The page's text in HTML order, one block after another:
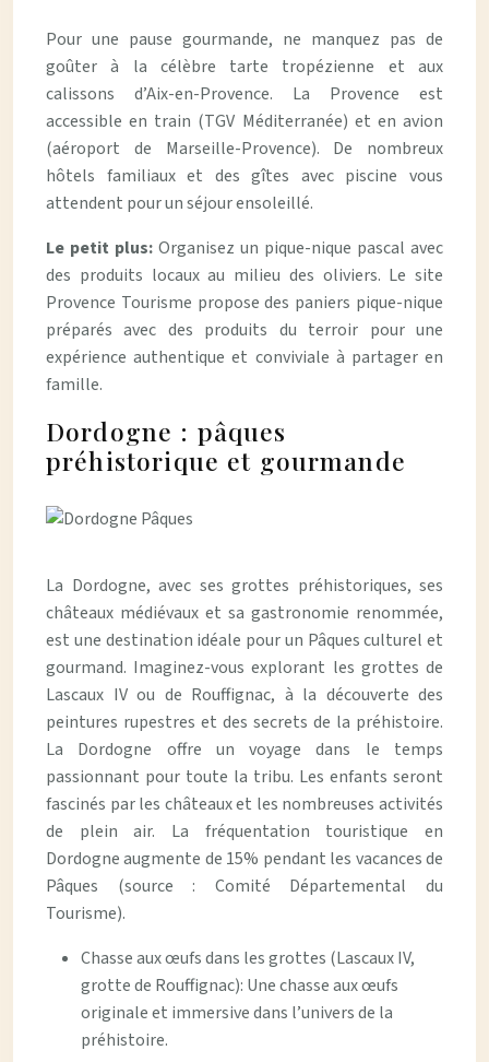
Pour une pause gourmande, ne manquez pas de
goûter à la célèbre tarte tropézienne et aux
calissons d’Aix-en-Provence. La Provence est
accessible en train (TGV Méditerranée) et en avion
(aéroport de Marseille-Provence). De nombreux
hôtels familiaux et des gîtes avec piscine vous
attendent pour un séjour ensoleillé.
Le petit plus: Organisez un pique-nique pascal avec
des produits locaux au milieu des oliviers. Le site
Provence Tourisme propose des paniers pique-nique
préparés avec des produits du terroir pour une
expérience authentique et conviviale à partager en
famille.
Dordogne : pâques
préhistorique et gourmande
La Dordogne, avec ses grottes préhistoriques, ses
châteaux médiévaux et sa gastronomie renommée,
est une destination idéale pour un Pâques culturel et
gourmand. Imaginez-vous explorant les grottes de
Lascaux IV ou de Rouffignac, à la découverte des
peintures rupestres et des secrets de la préhistoire.
La Dordogne offre un voyage dans le temps
passionnant pour toute la tribu. Les enfants seront
fascinés par les châteaux et les nombreuses activités
de plein air. La fréquentation touristique en
Dordogne augmente de 15% pendant les vacances de
Pâques (source : Comité Départemental du
Tourisme).
Chasse aux œufs dans les grottes (Lascaux IV,
grotte de Rouffignac): Une chasse aux œufs
originale et immersive dans l’univers de la
préhistoire.